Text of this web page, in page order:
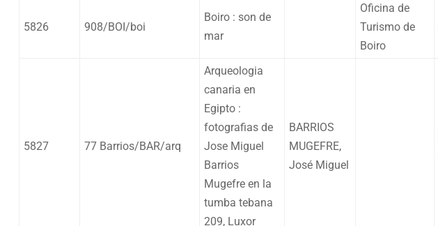
5826 908/BOI/boi
Boiro : son de
mar
Oficina de
Turismo de
Boiro
5827 77 Barrios/BAR/arq
Arqueologia
canaria en
Egipto :
fotografias de
Jose Miguel
Barrios
Mugefre en la
tumba tebana
209, Luxor
BARRIOS
MUGEFRE,
José Miguel